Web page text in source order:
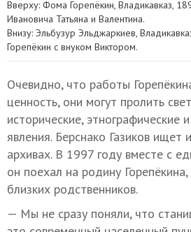
Вверху: Фома Горепёкин, Владикавказ,
Ивановича Татьяна и Валентина.
Внизу: Эльбузур Эльджаркиев,
Горепёкин с внуком Виктором.
Очевидно, что работы
ценность, они могут пролить
исторические, этнографические
явления. Берснако Газиков ищет
архивах. В 1997 году вместе с
он поехал на родину
близких родственников.
— Мы не сразу поняли, что